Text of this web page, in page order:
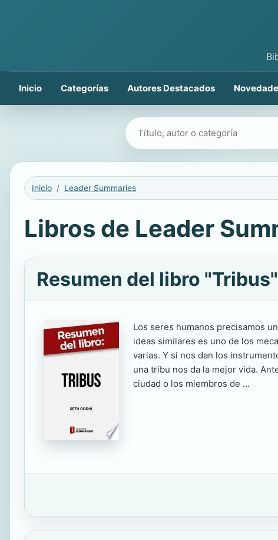
Inicio Categorías Autores Destacados
Buscar libros
Inicio Leader Summaries
Libros de Leader
Resumen del libro
Los seres humanos precisamos
ideas similares es uno de los
varias. Y si nos dan los
una tribu nos da la mejor vida.
ciudad o los miembros de ...